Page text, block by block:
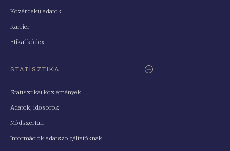
Közérdekű adatok
Karrier
Etikai kódex
STATISZTIKA
Statisztikai közlemények
Adatok, idősorok
Módszertan
Információk adatszolgáltatóknak